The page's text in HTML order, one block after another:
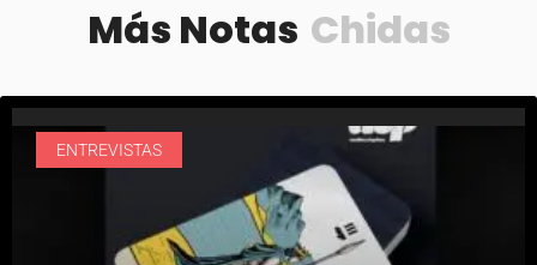
Más Notas Chidas
ENTREVISTAS